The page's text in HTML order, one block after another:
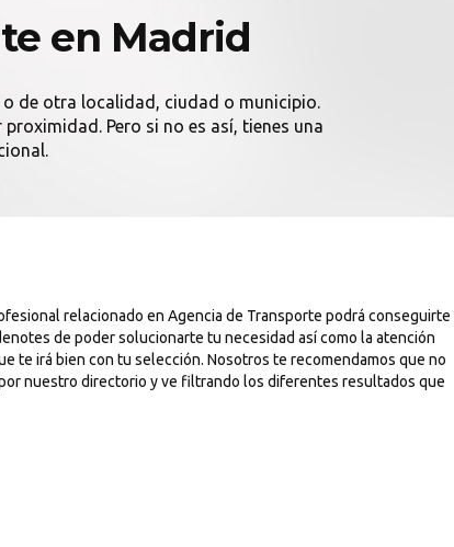
en Madrid
de otra localidad, ciudad o municipio.
Pero si no es así, tienes una
relacionado en Agencia de Transporte podrá conseguirte
de poder solucionarte tu necesidad así como la atención
te irá bien con tu selección. Nosotros te recomendamos que no
nuestro directorio y ve filtrando los diferentes resultados que